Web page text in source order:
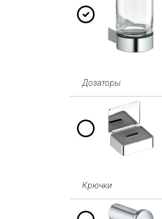
Дозаторы
Крючки